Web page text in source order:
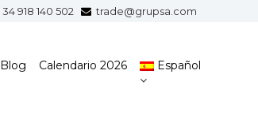
34 918 140 502 trade@grupsa.com
Blog Calendario 2026 Español